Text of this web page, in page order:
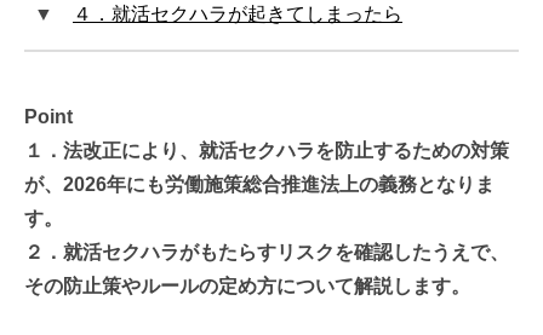
４．就活セクハラが起きてしまったら
Point
１．法改正により、就活セクハラを防止するための対策
が、2026年にも労働施策総合推進法上の義務となりま
す。
２．就活セクハラがもたらすリスクを確認したうえで、
その防止策やルールの定め方について解説します。